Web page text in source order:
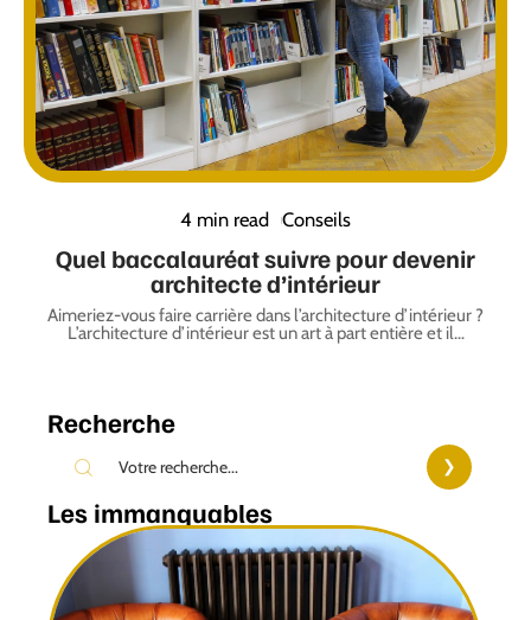
4 min read Conseils
Quel baccalauréat suivre pour devenir
architecte d’intérieur
Aimeriez-vous faire carrière dans l’architecture d’intérieur ?
L’architecture d’intérieur est un art à part entière et il…
Recherche
Les immanquables